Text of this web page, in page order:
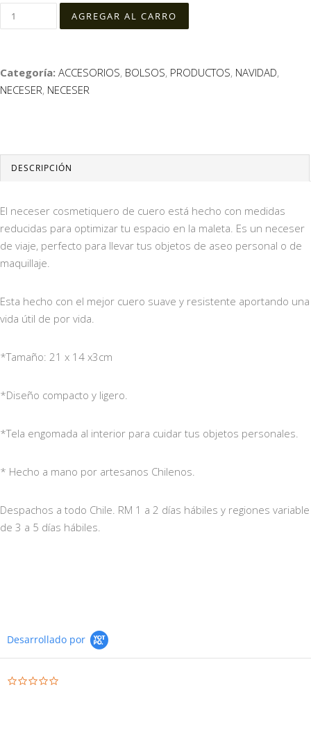
Categoría: ACCESORIOS, BOLSOS, PRODUCTOS, NAVIDAD,
NECESER, NECESER
DESCRIPCIÓN
El neceser cosmetiquero de cuero está hecho con medidas
reducidas para optimizar tu espacio en la maleta. Es un neceser
de viaje, perfecto para llevar tus objetos de aseo personal o de
maquillaje.
Esta hecho con el mejor cuero suave y resistente aportando una
vida útil de por vida.
*Tamaño: 21 x 14 x3cm
*Diseño compacto y ligero.
*Tela engomada al interior para cuidar tus objetos personales.
* Hecho a mano por artesanos Chilenos.
Despachos a todo Chile. RM 1 a 2 días hábiles y regiones variable
de 3 a 5 días hábiles.
Desarrollado por